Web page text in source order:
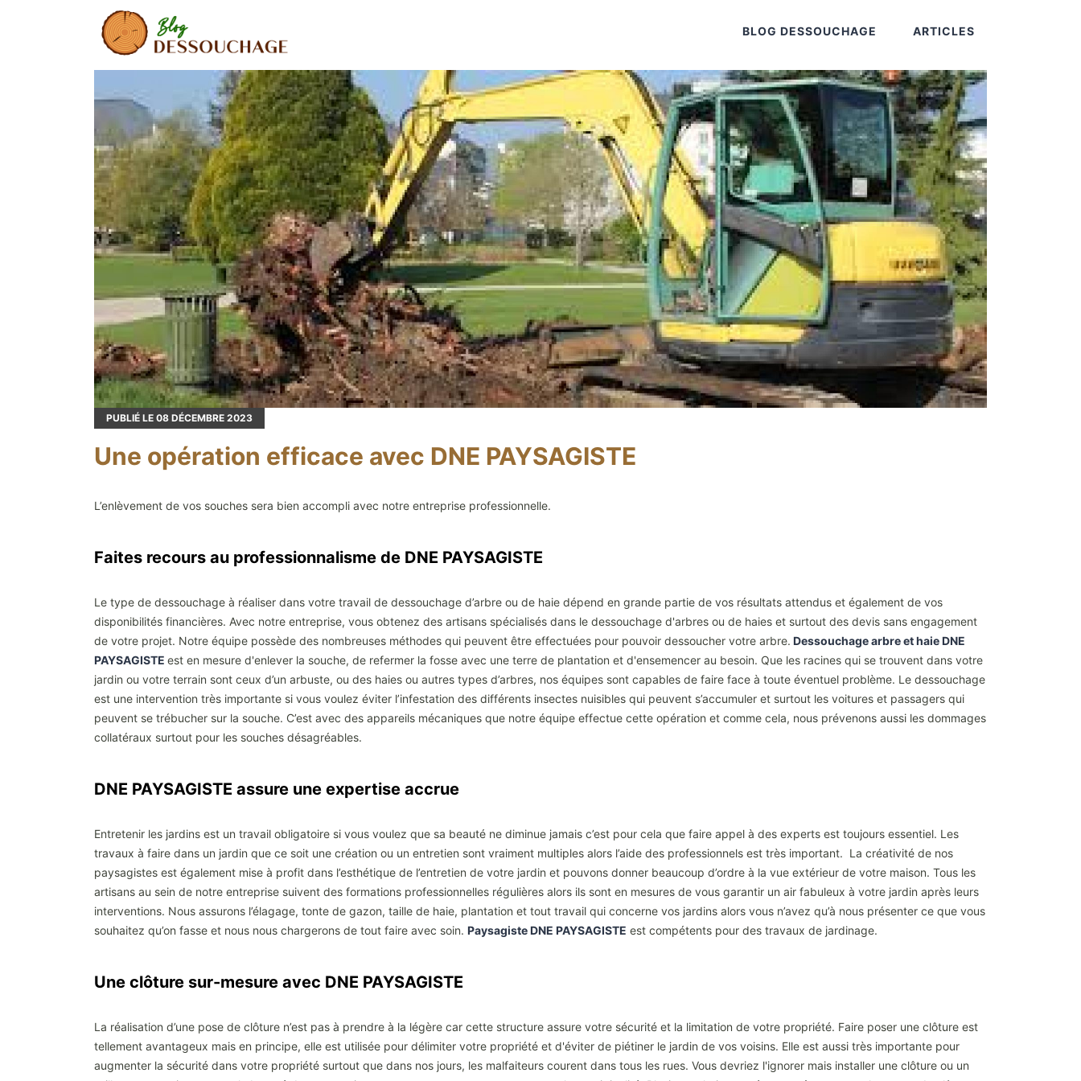
BLOG DESSOUCHAGE ARTICLES
PUBLIÉ LE 08 DÉCEMBRE 2023
Une opération efficace avec DNE PAYSAGISTE
L’enlèvement de vos souches sera bien accompli avec notre entreprise professionnelle.
Faites recours au professionnalisme de DNE PAYSAGISTE
Le type de dessouchage à réaliser dans votre travail de dessouchage d’arbre ou de haie dépend en grande partie de vos résultats attendus et également de vos
disponibilités financières. Avec notre entreprise, vous obtenez des artisans spécialisés dans le dessouchage d'arbres ou de haies et surtout des devis sans engagement
de votre projet. Notre équipe possède des nombreuses méthodes qui peuvent être effectuées pour pouvoir dessoucher votre arbre. Dessouchage arbre et haie DNE
PAYSAGISTE est en mesure d'enlever la souche, de refermer la fosse avec une terre de plantation et d'ensemencer au besoin. Que les racines qui se trouvent dans votre
jardin ou votre terrain sont ceux d’un arbuste, ou des haies ou autres types d’arbres, nos équipes sont capables de faire face à toute éventuel problème. Le dessouchage
est une intervention très importante si vous voulez éviter l’infestation des différents insectes nuisibles qui peuvent s’accumuler et surtout les voitures et passagers qui
peuvent se trébucher sur la souche. C’est avec des appareils mécaniques que notre équipe effectue cette opération et comme cela, nous prévenons aussi les dommages
collatéraux surtout pour les souches désagréables.
DNE PAYSAGISTE assure une expertise accrue
Entretenir les jardins est un travail obligatoire si vous voulez que sa beauté ne diminue jamais c’est pour cela que faire appel à des experts est toujours essentiel. Les
travaux à faire dans un jardin que ce soit une création ou un entretien sont vraiment multiples alors l’aide des professionnels est très important. La créativité de nos
paysagistes est également mise à profit dans l’esthétique de l’entretien de votre jardin et pouvons donner beaucoup d’ordre à la vue extérieur de votre maison. Tous les
artisans au sein de notre entreprise suivent des formations professionnelles régulières alors ils sont en mesures de vous garantir un air fabuleux à votre jardin après leurs
interventions. Nous assurons l’élagage, tonte de gazon, taille de haie, plantation et tout travail qui concerne vos jardins alors vous n’avez qu’à nous présenter ce que vous
souhaitez qu’on fasse et nous nous chargerons de tout faire avec soin. Paysagiste DNE PAYSAGISTE est compétents pour des travaux de jardinage.
Une clôture sur-mesure avec DNE PAYSAGISTE
La réalisation d’une pose de clôture n’est pas à prendre à la légère car cette structure assure votre sécurité et la limitation de votre propriété. Faire poser une clôture est
tellement avantageux mais en principe, elle est utilisée pour délimiter votre propriété et d'éviter de piétiner le jardin de vos voisins. Elle est aussi très importante pour
augmenter la sécurité dans votre propriété surtout que dans nos jours, les malfaiteurs courent dans tous les rues. Vous devriez l'ignorer mais installer une clôture ou un